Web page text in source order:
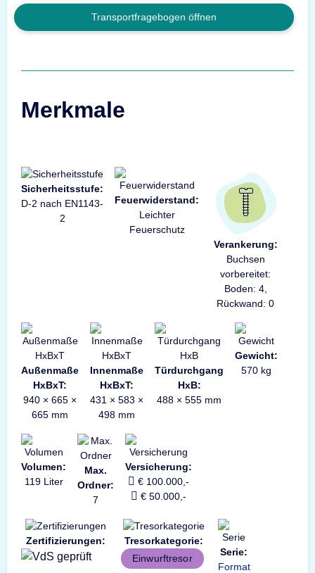
Transportfragebogen öffnen
Merkmale
Sicherheitsstufe:
D-2 nach EN1143-
2
Feuerwiderstand:
Leichter
Feuerschutz
Verankerung:
Buchsen
vorbereitet:
Boden: 4,
Rückwand: 0
Außenmaße
HxBxT:
940 × 665 ×
665 mm
Innenmaße
HxBxT:
431 × 583 ×
498 mm
Türdurchgang
HxB:
488 × 555 mm
Gewicht:
570 kg
Volumen:
119 Liter
Max.
Ordner:
7
Versicherung:
€ 100.000,-
€ 50.000,-
Zertifizierungen:
Tresorkategorie:
Einwurftresor
Serie:
Format